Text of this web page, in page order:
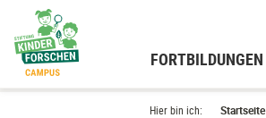
Hauptinhalt
wechseln
FORTBILDUNGEN
Hier bin ich: Startseite